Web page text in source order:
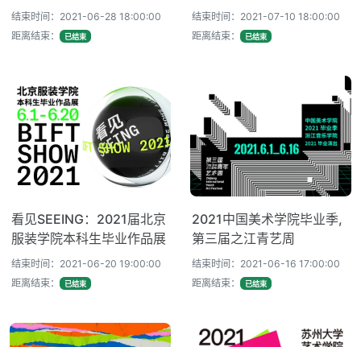
结束时间：2021-06-28 18:00:00
距离结束：
已结束
结束时间：2021-07-10 18:00:00
距离结束：
已结束
看见SEEING：2021届北京
服装学院本科生毕业作品展
结束时间：2021-06-20 19:00:00
距离结束：
已结束
2021中国美术学院毕业季,
第三届之江青艺周
结束时间：2021-06-16 17:00:00
距离结束：
已结束